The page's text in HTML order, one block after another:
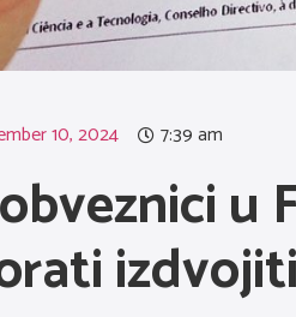
10, 2024 7:39 am
u